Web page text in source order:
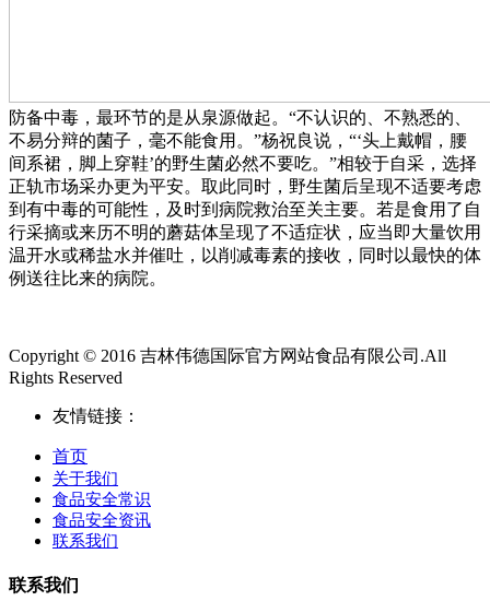
防备中毒，最环节的是从泉源做起。“不认识的、不熟悉的、
不易分辩的菌子，毫不能食用。”杨祝良说，“‘头上戴帽，腰
间系裙，脚上穿鞋’的野生菌必然不要吃。”相较于自采，选择
正轨市场采办更为平安。取此同时，野生菌后呈现不适要考虑
到有中毒的可能性，及时到病院救治至关主要。若是食用了自
行采摘或来历不明的蘑菇体呈现了不适症状，应当即大量饮用
温开水或稀盐水并催吐，以削减毒素的接收，同时以最快的体
例送往比来的病院。
Copyright © 2016 吉林伟德国际官方网站食品有限公司.All
Rights Reserved
友情链接：
首页
关于我们
食品安全常识
食品安全资讯
联系我们
联系我们